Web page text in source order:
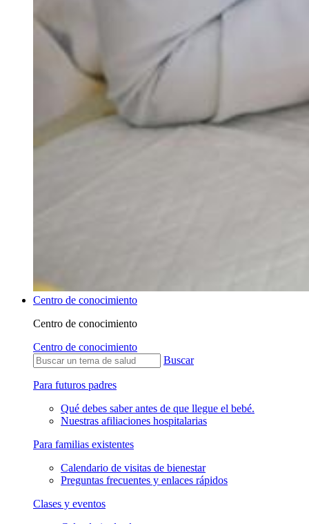
Centro de conocimiento
Centro de conocimiento
Centro de conocimiento
Buscar
Para futuros padres
Qué debes saber antes de que llegue el bebé.
Nuestras afiliaciones hospitalarias
Para familias existentes
Calendario de visitas de bienestar
Preguntas frecuentes y enlaces rápidos
Clases y eventos